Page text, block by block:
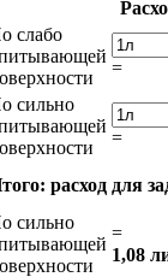
слабо
=
сильно
=
расход для
сильно
=
1,08